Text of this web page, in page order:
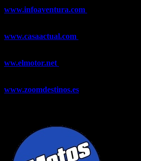
www.infoaventura.com
www.casaactual.com
ww.elmotor.net
www.zoomdestinos.es